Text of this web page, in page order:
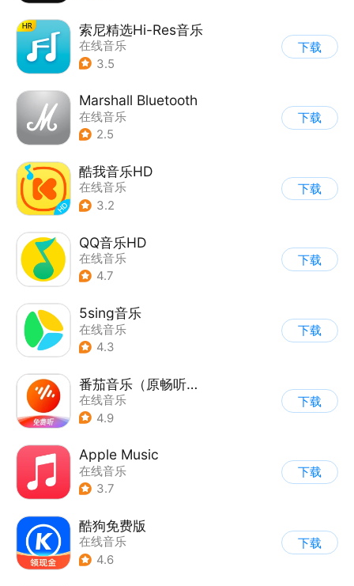
索尼精选Hi-Res音乐
在线音乐
3.5
下载
Marshall Bluetooth
在线音乐
2.5
下载
酷我音乐HD
在线音乐
3.2
下载
QQ音乐HD
在线音乐
4.7
下载
5sing音乐
在线音乐
4.3
下载
番茄音乐（原畅听音乐）
在线音乐
4.9
下载
Apple Music
在线音乐
3.7
下载
酷狗免费版
在线音乐
4.6
下载